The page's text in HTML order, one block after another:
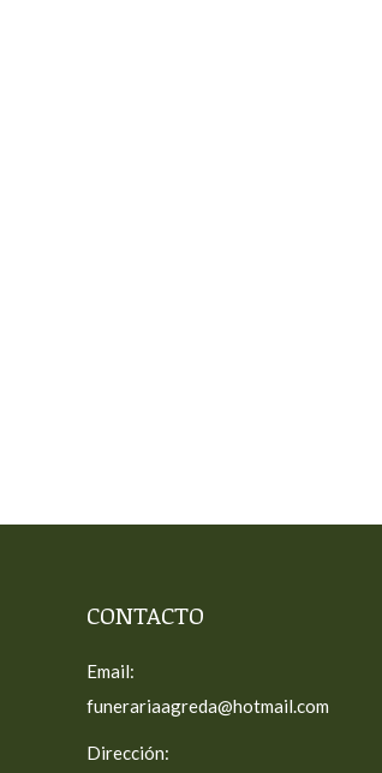
CONTACTO
Email:
funerariaagreda@hotmail.com
Dirección: